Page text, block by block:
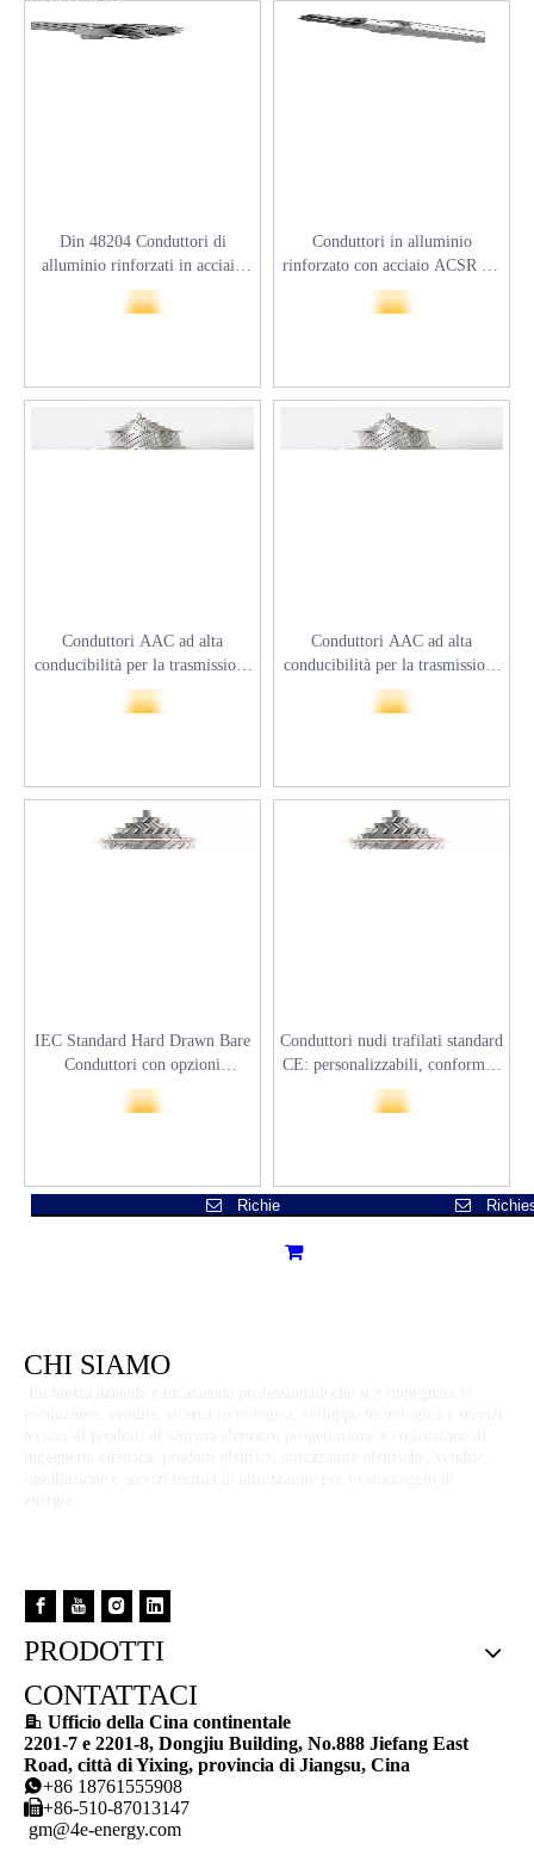
Din 48204 Conduttori di
alluminio rinforzati in acciaio
conformi ACSR per durata ed
efficienza
(0)
Richiesta
Conduttori in alluminio
rinforzato con acciaio ACSR BS
232
Conduttori AAC ad alta
conducibilità per la trasmissione
di potenza
(0)
Richiesta
Conduttori AAC ad alta
conducibilità per la trasmissione
di potenza
(0)
IEC Standard Hard Drawn Bare
Conduttori con opzioni
personalizzabili ASTM B232
Richiesta
Conduttori nudi trafilati standard
CE: personalizzabili, conformi a
ASTM B232
CHI SIAMO
PRODOTTI
CONTATTACI
 Ufficio della Cina continentale
2201-7 e 2201-8, Dongjiu Building, No.888 Jiefang East
Road, città di Yixing, provincia di Jiangsu, Cina
+86 18761555908
+86-510-87013147
gm@4e-energy.com